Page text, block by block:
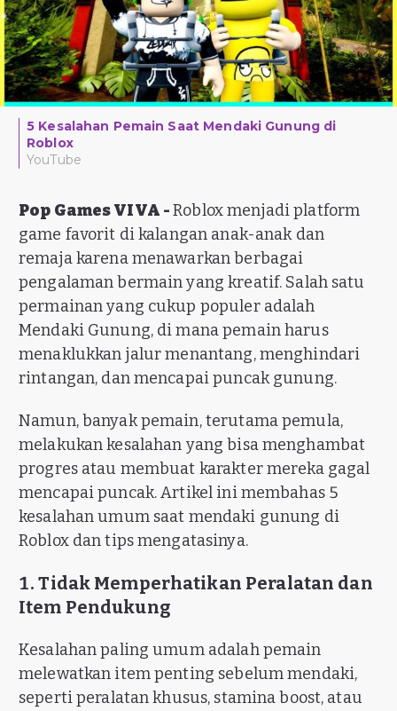
5 Kesalahan Pemain Saat Mendaki Gunung di
Roblox
YouTube
Pop Games VIVA -Roblox menjadi platform
game favorit di kalangan anak-anak dan
remaja karena menawarkan berbagai
pengalaman bermain yang kreatif. Salah satu
permainan yang cukup populer adalah
Mendaki Gunung, di mana pemain harus
menaklukkan jalur menantang, menghindari
rintangan, dan mencapai puncak gunung.
Namun, banyak pemain, terutama pemula,
melakukan kesalahan yang bisa menghambat
progres atau membuat karakter mereka gagal
mencapai puncak. Artikel ini membahas 5
kesalahan umum saat mendaki gunung di
Roblox dan tips mengatasinya.
1. Tidak Memperhatikan Peralatan dan
Item Pendukung
Kesalahan paling umum adalah pemain
melewatkan item penting sebelum mendaki,
seperti peralatan khusus, stamina boost, atau